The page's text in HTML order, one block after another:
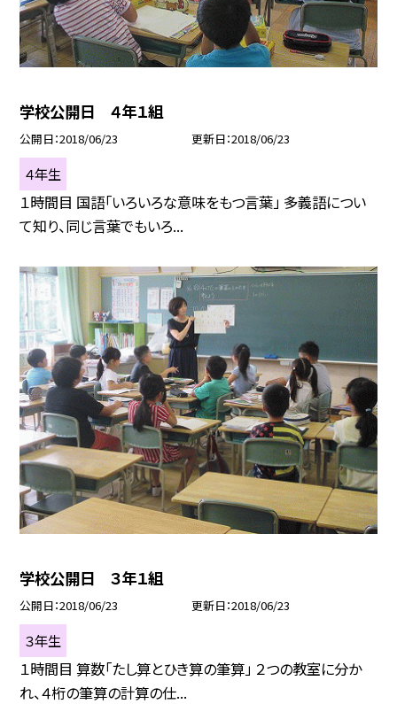
学校公開日 ４年１組
公開日 2018/06/23 更新日 2018/06/23
４年生
１時間目 国語「いろいろな意味をもつ言葉」 多義語につい
て知り、同じ言葉でもいろ...
学校公開日 ３年１組
公開日 2018/06/23 更新日 2018/06/23
３年生
１時間目 算数「たし算とひき算の筆算」 ２つの教室に分か
れ、４桁の筆算の計算の仕...